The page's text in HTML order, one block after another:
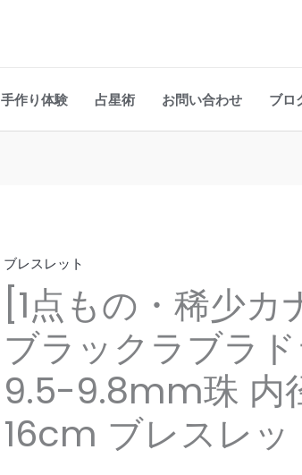
手作り体験 占星術 お問い合わせ ブロ
ブレスレット
[1点もの・稀少カ
ブラックラブラ
9.5-9.8mm珠 内
16cm ブレスレッ
[1
点
の・
稀
少